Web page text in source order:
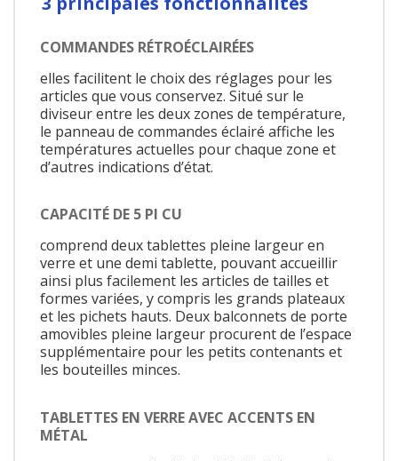
COMMANDES RÉTROÉCLAIRÉES
elles facilitent le choix des réglages pour les
articles que vous conservez. Situé sur le
diviseur entre les deux zones de température,
le panneau de commandes éclairé affiche les
températures actuelles pour chaque zone et
d’autres indications d’état.
CAPACITÉ DE 5 PI CU
comprend deux tablettes pleine largeur en
verre et une demi tablette, pouvant accueillir
ainsi plus facilement les articles de tailles et
formes variées, y compris les grands plateaux
et les pichets hauts. Deux balconnets de porte
amovibles pleine largeur procurent de l’espace
supplémentaire pour les petits contenants et
les bouteilles minces.
TABLETTES EN VERRE AVEC ACCENTS EN
MÉTAL